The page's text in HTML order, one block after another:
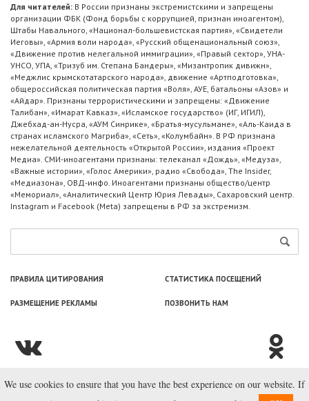
Для читателей: В России признаны экстремистскими и запрещены
организации ФБК (Фонд борьбы с коррупцией, признан иноагентом),
Штабы Навального, «Национал-большевистская партия», «Свидетели
Иеговы», «Армия воли народа», «Русский общенациональный союз»,
«Движение против нелегальной иммиграции», «Правый сектор», УНА-
УНСО, УПА, «Тризуб им. Степана Бандеры», «Мизантропик дивижн»,
«Меджлис крымскотатарского народа», движение «Артподготовка»,
общероссийская политическая партия «Воля», АУЕ, батальоны «Азов» и
«Айдар». Признаны террористическими и запрещены: «Движение
Талибан», «Имарат Кавказ», «Исламское государство» (ИГ, ИГИЛ),
Джебхад-ан-Нусра, «АУМ Синрике», «Братья-мусульмане», «Аль-Каида в
странах исламского Магриба», «Сеть», «Колумбайн». В РФ признана
нежелательной деятельность «Открытой России», издания «Проект
Медиа». СМИ-иноагентами признаны: телеканал «Дождь», «Медуза»,
«Важные истории», «Голос Америки», радио «Свобода», The Insider,
«Медиазона», ОВД-инфо. Иноагентами признаны общество/центр
«Мемориал», «Аналитический Центр Юрия Левады», Сахаровский центр.
Instagram и Facebook (Metа) запрещены в РФ за экстремизм.
ПРАВИЛА ЦИТИРОВАНИЯ СТАТИСТИКА ПОСЕЩЕНИЙ
РАЗМЕЩЕНИЕ РЕКЛАМЫ ПОЗВОНИТЬ НАМ
© ООО «Лаборатория Новоcтей», 2003—2026.
We use cookies to ensure that you have the best experience on our website. If